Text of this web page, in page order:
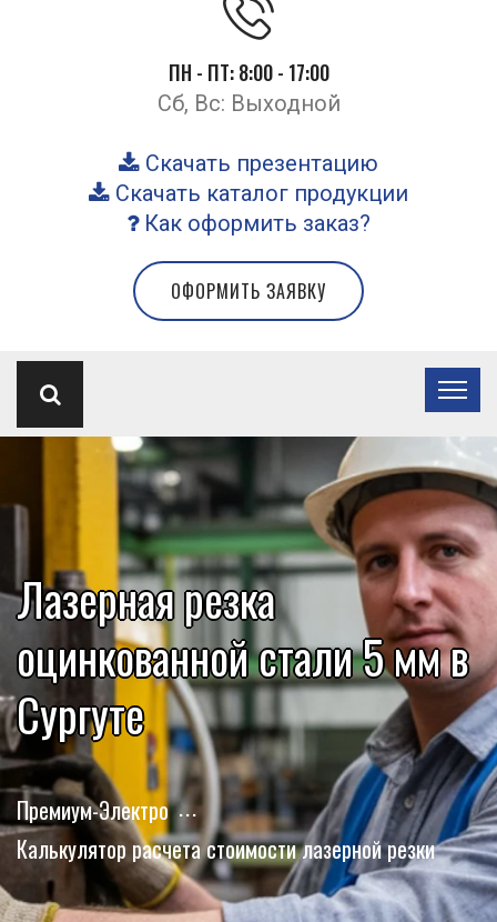
ПН - ПТ: 8:00 - 17:00
Сб, Вс: Выходной
Скачать презентацию
Скачать каталог продукции
Как оформить заказ?
ОФОРМИТЬ ЗАЯВКУ
Лазерная резка
оцинкованной стали 5 мм в
Сургуте
Премиум-Электро
Калькулятор расчета стоимости лазерной резки